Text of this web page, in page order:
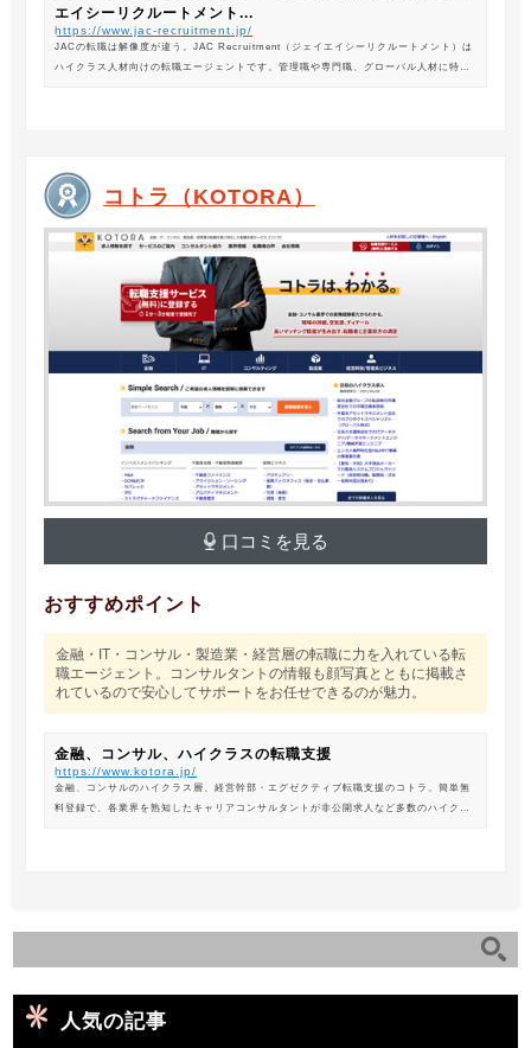
エイシーリクルートメント...
https://www.jac-recruitment.jp/
JACの転職は解像度が違う。JAC Recruitment（ジェイエイシーリクルートメント）は
ハイクラス人材向けの転職エージェントです。管理職や専門職、グローバル人材に特化
コトラ（KOTORA）
口コミを見る
おすすめポイント
金融・IT・コンサル・製造業・経営層の転職に力を入れている転
職エージェント。コンサルタントの情報も顔写真とともに掲載さ
れているので安心してサポートをお任せできるのが魅力。
金融、コンサル、ハイクラスの転職支援
https://www.kotora.jp/
金融、コンサルのハイクラス層、経営幹部・エグゼクティブ転職支援のコトラ。簡単無
料登録で、各業界を熟知したキャリアコンサルタントが非公開求人など多数のハイクラ
人気の記事